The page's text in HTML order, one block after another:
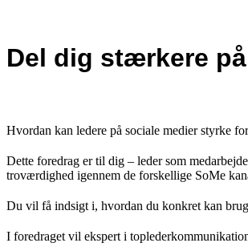
Del dig stærkere
Hvordan kan ledere på sociale medier styrke
Dette foredrag er til dig – leder som
troværdighed igennem de forskellige SoMe
Du vil få indsigt i, hvordan du konkret kan
I foredraget vil ekspert i